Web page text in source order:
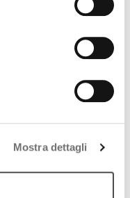
Mostra dettagli